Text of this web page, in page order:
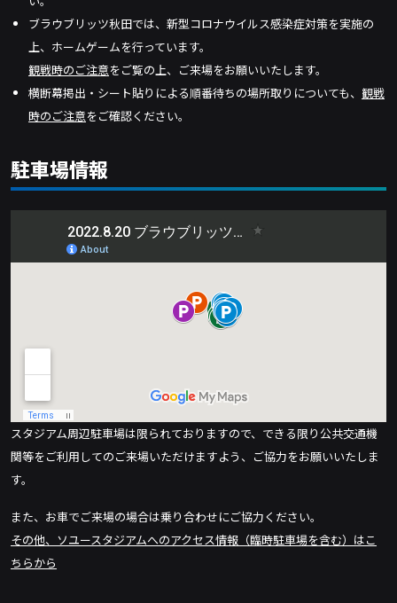
ブラウブリッツ秋田では、新型コロナウイルス感染症対策を実施の
上、ホームゲームを行っています。
観戦時のご注意をご覧の上、ご来場をお願いいたします。
横断幕掲出・シート貼りによる順番待ちの場所取りについても、 観戦
時のご注意をご確認ください。
駐車場情報
スタジアム周辺駐車場は限られておりますので、できる限り公共交通機
関等をご利用してのご来場いただけますよう、ご協力をお願いいたしま
す。
また、お車でご来場の場合は乗り合わせにご協力ください。
その他、ソユースタジアムへのアクセス情報（臨時駐車場を含む）はこ
ちらから